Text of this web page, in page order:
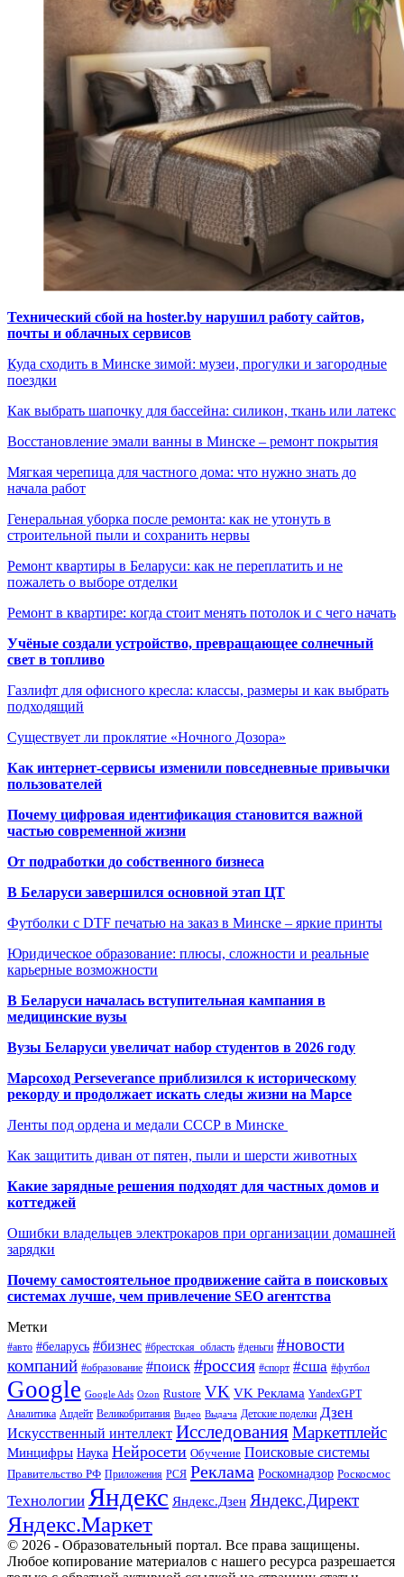
Технический сбой на hoster.by нарушил работу сайтов,
почты и облачных сервисов
Куда сходить в Минске зимой: музеи, прогулки и загородные
поездки
Как выбрать шапочку для бассейна: силикон, ткань или латекс
Восстановление эмали ванны в Минске – ремонт покрытия
Мягкая черепица для частного дома: что нужно знать до
начала работ
Генеральная уборка после ремонта: как не утонуть в
строительной пыли и сохранить нервы
Ремонт квартиры в Беларуси: как не переплатить и не
пожалеть о выборе отделки
Ремонт в квартире: когда стоит менять потолок и с чего начать
Учёные создали устройство, превращающее солнечный
свет в топливо
Газлифт для офисного кресла: классы, размеры и как выбрать
подходящий
Существует ли проклятие «Ночного Дозора»
Как интернет-сервисы изменили повседневные привычки
пользователей
Почему цифровая идентификация становится важной
частью современной жизни
От подработки до собственного бизнеса
В Беларуси завершился основной этап ЦТ
Футболки с DTF печатью на заказ в Минске – яркие принты
Юридическое образование: плюсы, сложности и реальные
карьерные возможности
В Беларуси началась вступительная кампания в
медицинские вузы
Вузы Беларуси увеличат набор студентов в 2026 году
Марсоход Perseverance приблизился к историческому
рекорду и продолжает искать следы жизни на Марсе
Ленты под ордена и медали СССР в Минске
Как защитить диван от пятен, пыли и шерсти животных
Какие зарядные решения подходят для частных домов и
коттеджей
Ошибки владельцев электрокаров при организации домашней
зарядки
Почему самостоятельное продвижение сайта в поисковых
системах лучше, чем привлечение SEO агентства
Метки
#авто #беларусь #бизнес #брестская_область #деньги #новости
компаний #образование #поиск #россия #спорт #сша #футбол
Google Google Ads Ozon Rustore VK VK Реклама YandexGPT
Аналитика Апдейт Великобритания Видео Выдача Детские поделки Дзен
Искусственный интеллект ИсследованияМаркетплейс
Минцифры Наука Нейросети Обучение Поисковые системы
Правительство РФ Приложения РСЯ Реклама Роскомнадзор Роскосмос
Технологии Яндекс Яндекс.Дзен Яндекс.Директ
Яндекс.Маркет
© 2026 - Образовательный портал. Все права защищены.
Любое копирование материалов с нашего ресурса разрешается